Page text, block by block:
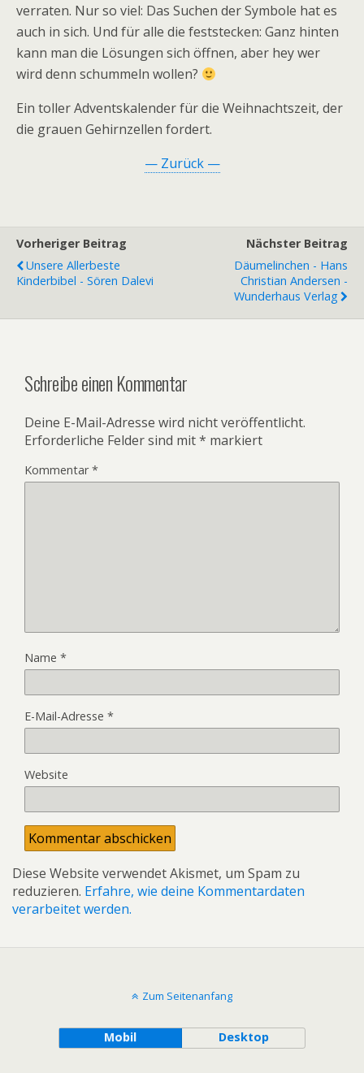
verraten. Nur so viel: Das Suchen der Symbole hat es
auch in sich. Und für alle die feststecken: Ganz hinten
kann man die Lösungen sich öffnen, aber hey wer
wird denn schummeln wollen?
Ein toller Adventskalender für die Weihnachtszeit, der
die grauen Gehirnzellen fordert.
— Zurück —
Vorheriger Beitrag
Unsere Allerbeste
Kinderbibel - Sören Dalevi
Nächster Beitrag
Däumelinchen - Hans
Christian Andersen -
Wunderhaus Verlag
Schreibe einen Kommentar
Deine E-Mail-Adresse wird nicht veröffentlicht.
Erforderliche Felder sind mit* markiert
Kommentar*
Name *
E-Mail-Adresse *
Website
Diese Website verwendet Akismet, um Spam zu
reduzieren. Erfahre, wie deine Kommentardaten
verarbeitet werden.
Zum Seitenanfang
Mobil Desktop